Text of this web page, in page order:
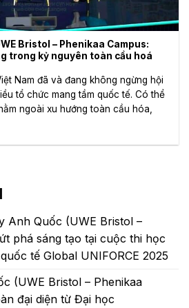
Bristol – Phenikaa Campus:
trong kỷ nguyên toàn cầu hoá
Nam đã và đang không ngừng hội
tổ chức mang tầm quốc tế. Có thể
ngoài xu hướng toàn cầu hóa,
Anh Quốc (UWE Bristol –
phá sáng tạo tại cuộc thi học
tế Global UNIFORCE 2025
(UWE Bristol – Phenikaa
đại diện từ Đại học